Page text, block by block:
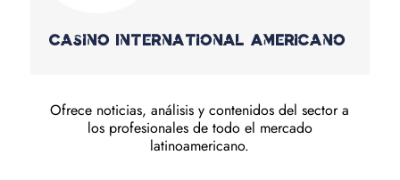
Casino International Americano
Ofrece noticias, análisis y contenidos del sector a
los profesionales de todo el mercado
latinoamericano.